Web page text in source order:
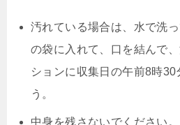
汚れている場合は、水で洗
の袋に入れて、口を結んで
ションに収集日の午前8時30
う。
中身を残さないでください。